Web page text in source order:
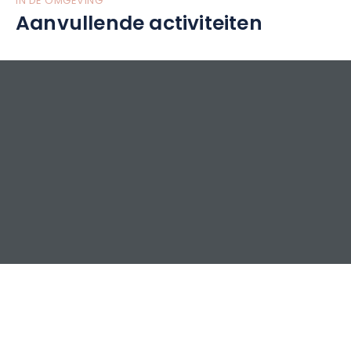
Aanvullende activiteiten